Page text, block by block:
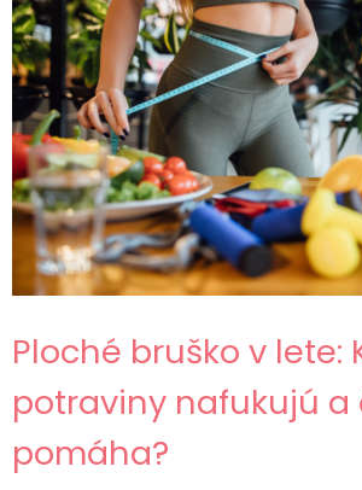
Ploché bruško v lete:
potraviny nafukujú a
pomáha?